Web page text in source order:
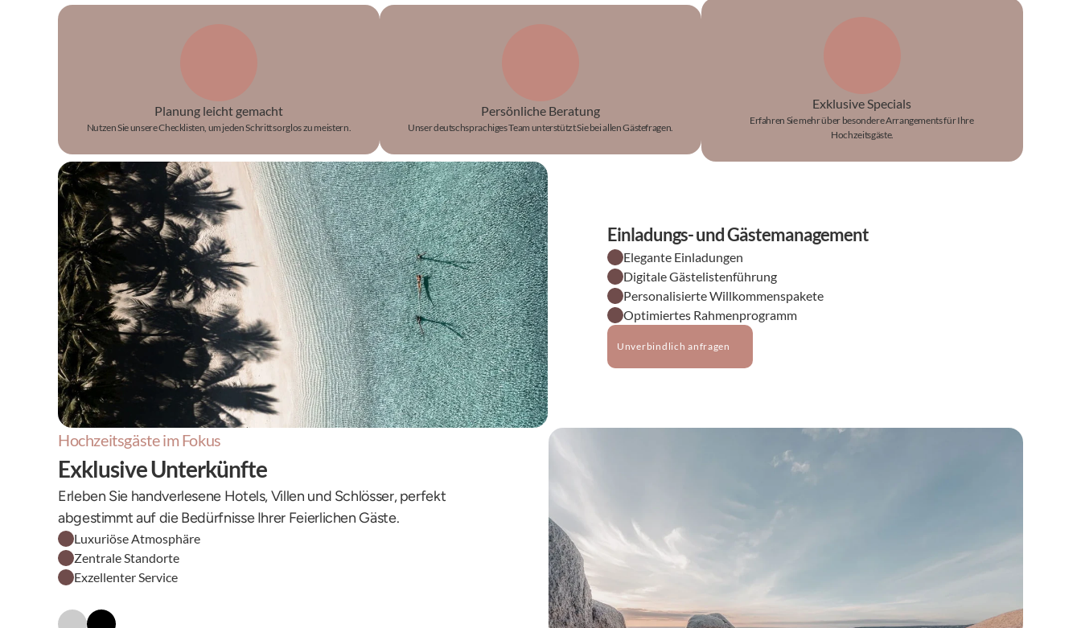
Planung leicht gemacht
Nutzen Sie unsere Checklisten, um jeden Schritt sorglos zu meistern.
Persönliche Beratung
Unser deutschsprachiges Team unterstützt Sie bei allen Gästefragen.
Exklusive Specials
Erfahren Sie mehr über besondere Arrangements für Ihre
Hochzeitsgäste.
Einladungs- und Gästemanagement
Elegante Einladungen
Digitale Gästelistenführung
Personalisierte Willkommenspakete
Optimiertes Rahmenprogramm
Unverbindlich anfragen
Hochzeitsgäste im Fokus
Exklusive Unterkünfte
Erleben Sie handverlesene Hotels, Villen und Schlösser, perfekt
abgestimmt auf die Bedürfnisse Ihrer Feierlichen Gäste.
Luxuriöse Atmosphäre
Zentrale Standorte
Exzellenter Service